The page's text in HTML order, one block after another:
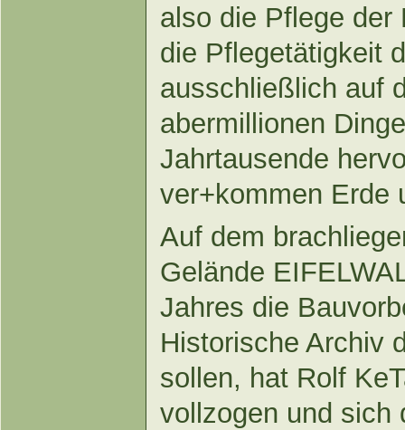
also die Pflege der
die Pflegetätigkeit
ausschließlich auf
abermillionen
Jahrtausende
ver+kommen Erde
Auf dem
Gelände
Jahres die
Historische Archiv
sollen, hat Rolf
vollzogen und sich